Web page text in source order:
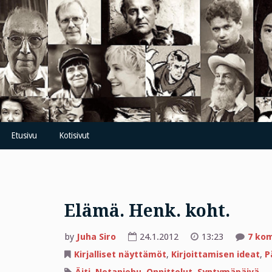
Skip
to
content
Etusivu Kotisivut
Elämä. Henk. koht.
by Juha Siro 24.1.2012 13:23 7
Kirjalliset näyttämöt, Kirjoittamisen ideat,